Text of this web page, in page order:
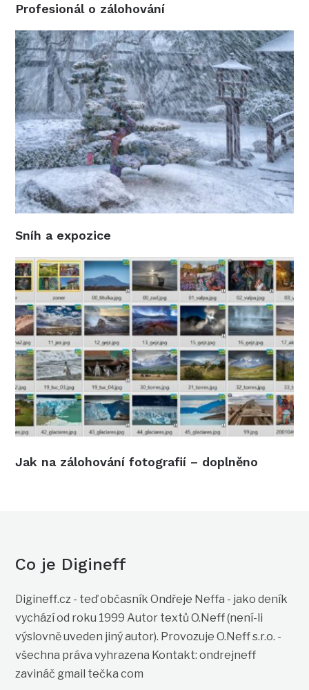
Profesionál o zálohování
Sníh a expozice
Jak na zálohování fotografií – doplněno
Co je Digineff
Digineff.cz - teď občasník Ondřeje Neffa - jako deník
vychází od roku 1999 Autor textů O.Neff (není-li
výslovně uveden jiný autor). Provozuje O.Neff s.r.o. -
všechna práva vyhrazena Kontakt: ondrejneff
zavináč gmail tečka com